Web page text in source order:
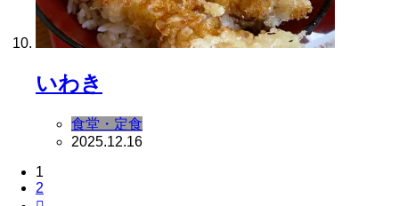
いわき
食堂・定食
2025.12.16
1
2